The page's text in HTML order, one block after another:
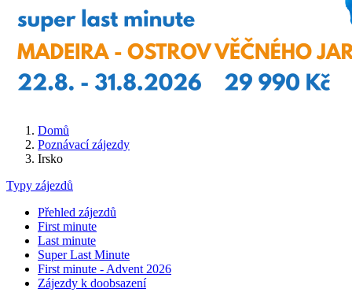
Domů
Poznávací zájezdy
Irsko
Typy zájezdů
Přehled zájezdů
First minute
Last minute
Super Last Minute
First minute - Advent 2026
Zájezdy k doobsazení